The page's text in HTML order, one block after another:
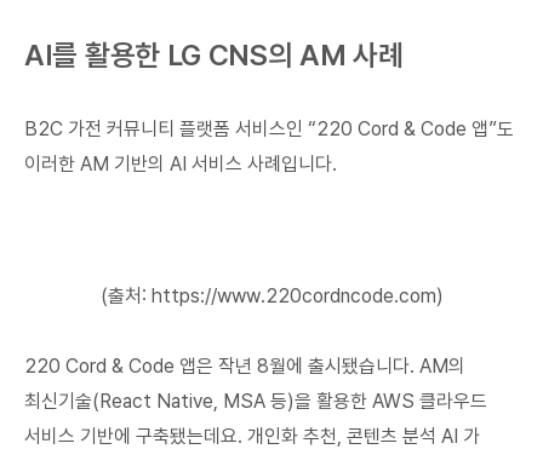
AI를 활용한 LG CNS의 AM 사례
B2C 가전 커뮤니티 플랫폼 서비스인 “220 Cord & Code 앱”도
이러한 AM 기반의 AI 서비스 사례입니다.
(출처: https://www.220cordncode.com)
220 Cord & Code 앱은 작년 8월에 출시됐습니다. AM의
최신기술(React Native, MSA 등)을 활용한 AWS 클라우드
서비스 기반에 구축됐는데요. 개인화 추천, 콘텐츠 분석 AI 가